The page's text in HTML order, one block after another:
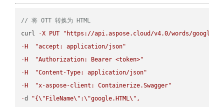
// 将 OTT 转换为 HTML
curl
-X PUT
"https://api.aspose.cloud/v4.0/words/
- H
"accept: application/json"
- H
"Authorization: Bearer <token>"
- H
"Content-Type: application/json"
- H
"x-aspose-client: Containerize.Swagger"
-d "{\" FileName\" :\"google.HTML\" ,